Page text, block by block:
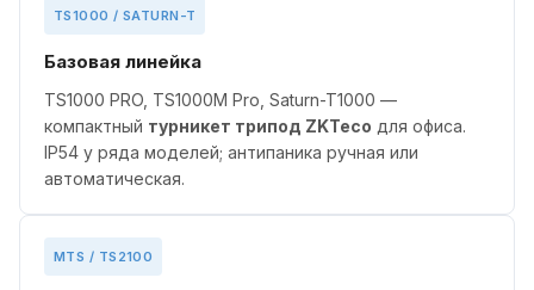
TS1000 / SATURN-T
Базовая линейка
TS1000 PRO, TS1000M Pro, Saturn-T1000 —
компактный турникет трипод ZKTeco для офиса.
IP54 у ряда моделей; антипаника ручная или
автоматическая.
MTS / TS2100